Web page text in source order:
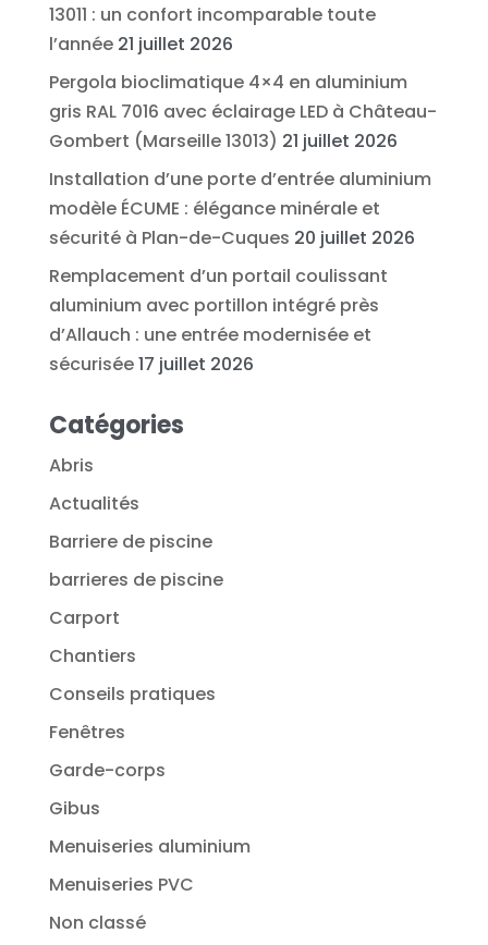
13011 : un confort incomparable toute
l’année 21 juillet 2026
Pergola bioclimatique 4×4 en aluminium
gris RAL 7016 avec éclairage LED à Château-
Gombert (Marseille 13013) 21 juillet 2026
Installation d’une porte d’entrée aluminium
modèle ÉCUME : élégance minérale et
sécurité à Plan-de-Cuques 20 juillet 2026
Remplacement d’un portail coulissant
aluminium avec portillon intégré près
d’Allauch : une entrée modernisée et
sécurisée17 juillet 2026
Catégories
Abris
Actualités
Barriere de piscine
barrieres de piscine
Carport
Chantiers
Conseils pratiques
Fenêtres
Garde-corps
Gibus
Menuiseries aluminium
Menuiseries PVC
Non classé